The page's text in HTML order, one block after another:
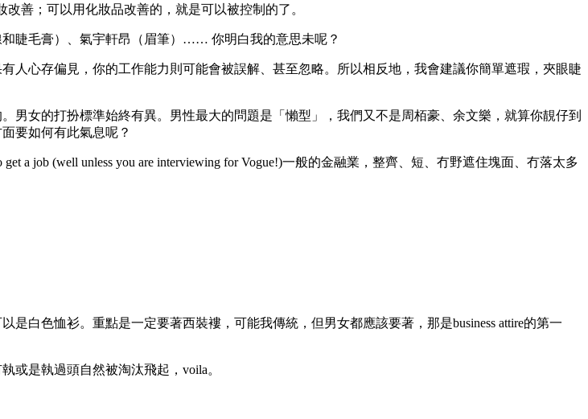
善；可以用化妝品改善的，就是可以被控制的了。
睫毛膏）、氣宇軒昂（眉筆）…… 你明白我的意思未呢？
人心存偏見，你的工作能力則可能會被誤解、甚至忽略。所以相反地，我會建議你簡單遮瑕，夾眼睫
女的打扮標準始終有異。男性最大的問題是「懶型」，我們又不是周栢豪、余文樂，就算你靚仔到
要如何有此氣息呢？
a job (well unless you are interviewing for Vogue!)一般的金融業，整齊、短、冇野遮住塊面、冇落太多
白色恤衫。重點是一定要著西裝褸，可能我傳統，但男女都應該要著，那是business attire的第一
或是執過頭自然被淘汰飛起，voila。